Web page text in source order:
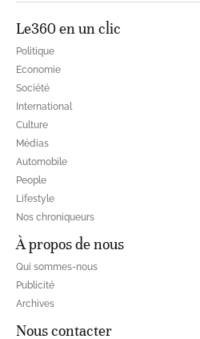
Le360 en un clic
Politique
Economie
Société
International
Culture
Médias
Automobile
People
Lifestyle
Nos chroniqueurs
À propos de nous
Qui sommes-nous
Publicité
Archives
Nous contacter